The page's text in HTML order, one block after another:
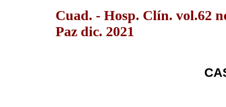
Cuad. - Hosp. Clín. vol.62
Paz dic. 2021